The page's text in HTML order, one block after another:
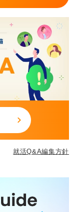
就活Q&A編集方針